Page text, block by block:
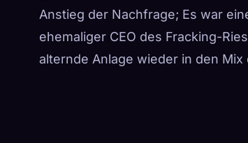
Anstieg der Nachfrage; Es war
ehemaliger CEO des Fracking-
alternde Anlage wieder in den Mix